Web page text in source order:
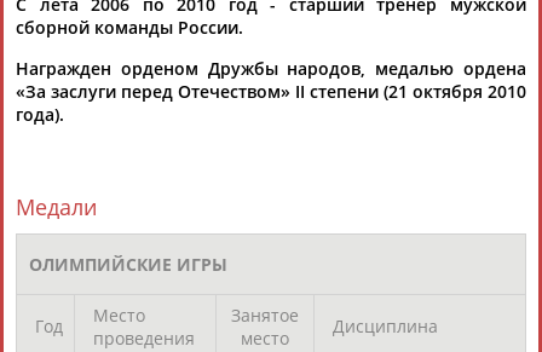
Каримжан
АБДРАХМАНОВ
Аделя
АБДРАХМАНОВА
Андрей
Герман
Камалудин
АБДУЛДАУДОВАБДУЛЖАЛИЛОВАБДУЛКАГИРОВАБДУЛЛАЕВ
сборной команды России.
Награжден орденом Дружбы народов, медалью ордена
«За заслуги перед Отечеством» II степени (21 октября 2010
года).
Медали
ОЛИМПИЙСКИЕ ИГРЫ
Год
Место
проведения
Занятое
место
Дисциплина